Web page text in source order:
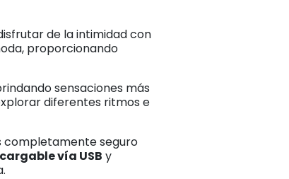
de la intimidad con
proporcionando
sensaciones más
diferentes ritmos e
completamente seguro
vía USB y